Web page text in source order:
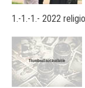
1.-1.-1.- 2022